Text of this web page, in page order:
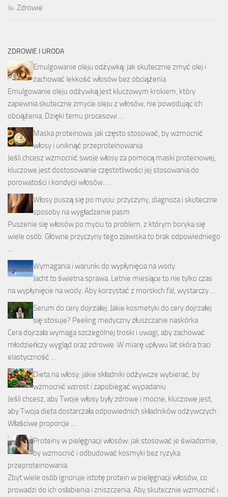
Zdrowie
ZDROWIE I URODA
Emulgowanie oleju odżywką: jak skutecznie zmyć olej i
zachować lekkość włosów bez obciążenia
Emulgowanie oleju odżywką jest kluczowym krokiem, który
zapewnia skuteczne zmycie oleju z włosów, nie powodując ich
obciążenia. Dzięki temu procesowi …
Maska proteinowa: jak często stosować, by wzmocnić
włosy i uniknąć przeproteinowania
Jeśli chcesz wzmocnić swoje włosy za pomocą maski proteinowej,
kluczowe jest dostosowanie częstotliwości jej stosowania do
porowatości i kondycji włosów. …
Włosy puszą się po myciu: przyczyny, diagnoza i skuteczne
sposoby na wygładzenie pasm
Puszenie się włosów po myciu to problem, z którym boryka się
wiele osób. Główne przyczyny tego zjawiska to brak odpowiedniego
…
Wymagania i warunki do wypłynięcia na wody.
Jacht to świetna sprawa. Letnie miesiące to nie tylko czas
na wypłynięcie na wody. Aby korzystać z morskich fal, wystarczy …
Serum do cery dojrzałej. Jakie kosmetyki do cery dojrzałej
się stosuje? Peeling medyczny złuszczanie naskórka
Cera dojrzała wymaga szczególnej troski i uwagi, aby zachować
młodzieńczy wygląd oraz zdrowie. W miarę upływu lat skóra traci
elastyczność …
Dieta na włosy: jakie składniki odżywcze wybierać, by
wzmocnić wzrost i zapobiegać wypadaniu
Jeśli chcesz, aby Twoje włosy były zdrowe i mocne, kluczowe jest,
aby Twoja dieta dostarczała odpowiednich składników odżywczych.
Właściwe proporcje …
Proteiny w pielęgnacji włosów: jak stosować je świadomie,
by wzmocnić i odbudować kosmyki bez ryzyka
przeproteinowania
Zbyt wiele osób ignoruje istotę protein w pielęgnacji włosów, co
prowadzi do ich osłabienia i zniszczenia. Aby skutecznie wzmocnić i